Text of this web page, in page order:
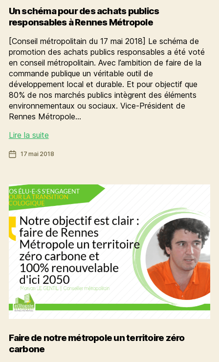
Un schéma pour des achats publics
responsables à Rennes Métropole
[Conseil métropolitain du 17 mai 2018] Le schéma de
promotion des achats publics responsables a été voté
en conseil métropolitain. Avec l’ambition de faire de la
commande publique un véritable outil de
développement local et durable. Et pour objectif que
80% de nos marchés publics intègrent des éléments
environnementaux ou sociaux. Vice-Président de
Rennes Métropole…
Lire la suiteUn
pour
publics
responsables
à
Rennes
Métropole
Date17 mai 2018
Faire de notre métropole un territoire zéro
carbone